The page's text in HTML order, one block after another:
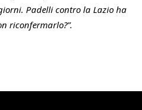
Padelli contro la Lazio ha
riconfermarlo?”.